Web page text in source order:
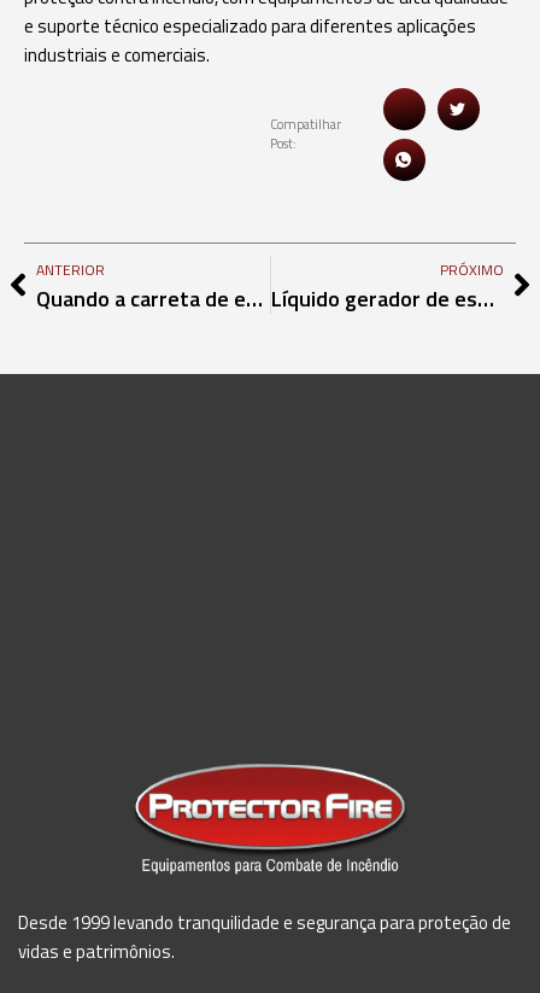
e suporte técnico especializado para diferentes aplicações
industriais e comerciais.
Compatilhar
Post:
ANTERIOR
Quando a carreta de espuma 130 litros é obrigatória em operações industriais
PRÓXIMO
Líquido gerador de espuma: como ele é eficiente no combate em líquidos inflamáveis
Desde 1999 levando tranquilidade e segurança para proteção de
vidas e patrimônios.